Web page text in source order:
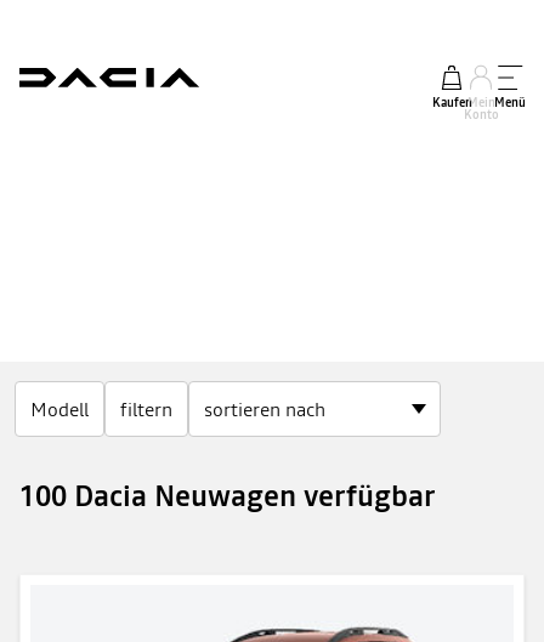
KaufenMein
Konto
Menü
Modell filtern
100 Dacia Neuwagen verfügbar